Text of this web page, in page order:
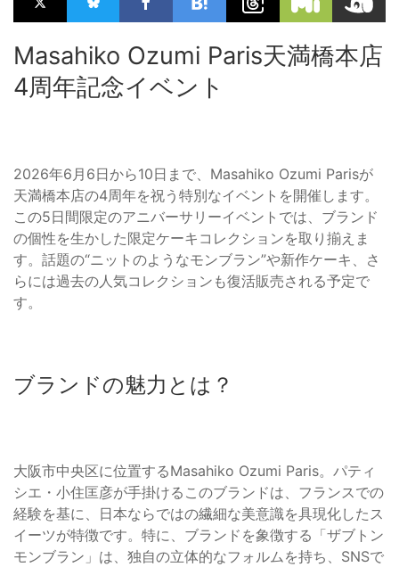
Masahiko Ozumi Paris天満橋本店
4周年記念イベント
2026年6月6日から10日まで、Masahiko Ozumi Parisが
天満橋本店の4周年を祝う特別なイベントを開催します。
この5日間限定のアニバーサリーイベントでは、ブランド
の個性を生かした限定ケーキコレクションを取り揃えま
す。話題の“ニットのようなモンブラン”や新作ケーキ、さ
らには過去の人気コレクションも復活販売される予定で
す。
ブランドの魅力とは？
大阪市中央区に位置するMasahiko Ozumi Paris。パティ
シエ・小住匡彦が手掛けるこのブランドは、フランスでの
経験を基に、日本ならではの繊細な美意識を具現化したス
イーツが特徴です。特に、ブランドを象徴する「ザブトン
モンブラン」は、独自の立体的なフォルムを持ち、SNSで